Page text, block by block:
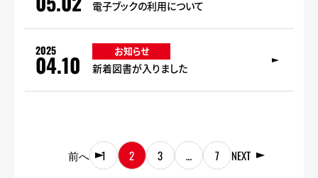
電子ブックの利用について
2025
04.10 お知らせ
新着図書が入りました
前へ 1 2 3 … 7 NEXT